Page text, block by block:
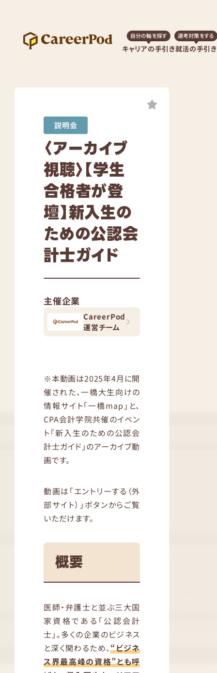
キャリアの手引き
自分の軸を探す
就活の手引き
選考対策をする
説明会
〈アーカイブ
視聴〉【学生
合格者が登
壇】新入生の
ための公認会
計士ガイド
主催企業
CareerPod
運営チーム
※本動画は2025年4月に開
催された、一橋大生向けの
情報サイト「一橋map」と、
CPA会計学院共催のイベン
ト「新入生のための公認会
計士ガイド」のアーカイブ動
画です。
動画は「エントリーする（外
部サイト）」ボタンからご覧
いただけます。
概要
医師・弁護士と並ぶ三大国
家資格である「公認会計
士」。多くの企業のビジネス
と深く関わるため、“ビジネ
ス界最高峰の資格”とも呼